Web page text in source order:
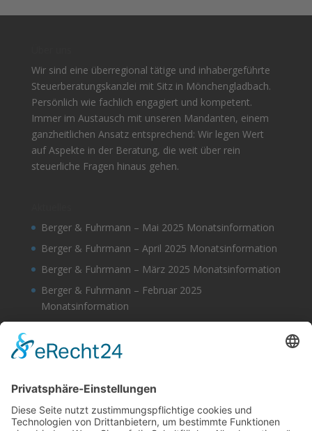
Wir sind eine überregional tätige und inhabergeführte
Steuerberatungskanzlei mit Sitz in Mönchengladbach.
Persönlich wie fachlich engagiert und kompetent.
Immer im Austausch mit unseren Mandanten, einem
ganzheitlichen Ansatz entsprechend: Wir legen Wert
auf Aspekte in der Beratung, die weit über rein
steuerliche Fragen hinaus gehen.
Berger & Fuhrmann – Mai 2025 Monatsinformation
Berger & Fuhrmann – April 2025 Monatsinformation
Berger & Fuhrmann – März 2025 Monatsinformation
Berger & Fuhrmann – Februar 2025
Monatsinformation
Monatsinformation
Suche
Datenschutz
Cookie-Einstellungen